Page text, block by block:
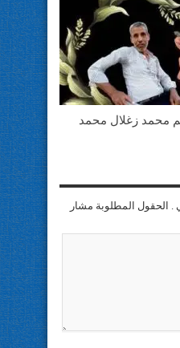
محمد زغلال محمد
. الحقول المطلوبة مشار